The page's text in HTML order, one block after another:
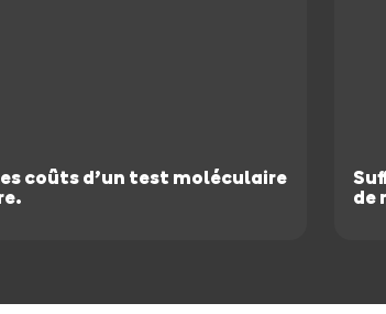
coûts d’un test moléculaire
de